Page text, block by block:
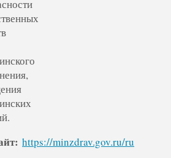
https://minzdrav.gov.ru/ru